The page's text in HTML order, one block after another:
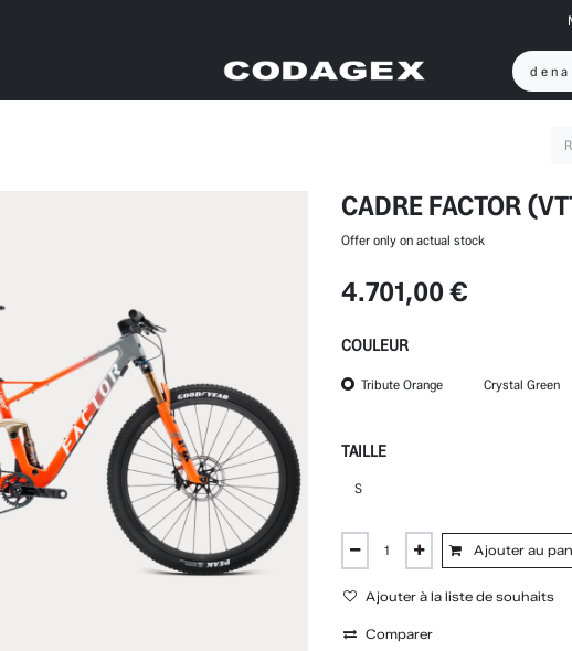
CADRE FACTOR
Offer only on actual stock
4.701,00€
COULEUR
Tribute Orange Crystal Green
TAILLE
Ajouter au
Ajouter à la liste de souhaits
Comparer